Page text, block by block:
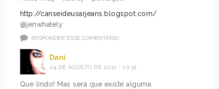
http://canseideusarjeans.blogspot.com/
@jenwhately
RESPONDER ESSE COMENTÁRIO
Dani
04 DE AGOSTO DE 2011 - 10:51
Que lindo! Mas será que existe alguma